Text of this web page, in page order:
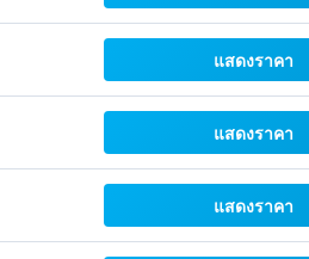
แสดงราคา
แสดงราคา
แสดงราคา